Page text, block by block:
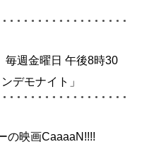
毎週金曜日 午後8時30
デモナイト」
の映画CaaaaN!!!!